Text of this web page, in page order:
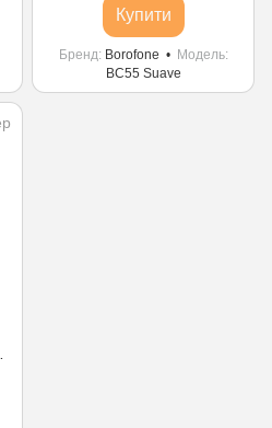
Купити
Бренд Borofone
Модель
BC55 Suave